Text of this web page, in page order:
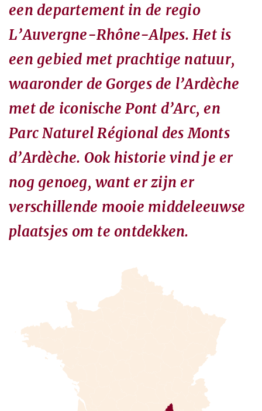
een departement in de regio
L’Auvergne-Rhône-Alpes. Het is
een gebied met prachtige natuur,
waaronder de Gorges de l’Ardèche
met de iconische Pont d’Arc, en
Parc Naturel Régional des Monts
d’Ardèche. Ook historie vind je er
nog genoeg, want er zijn er
verschillende mooie middeleeuwse
plaatsjes om te ontdekken.